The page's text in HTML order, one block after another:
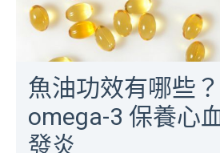
魚油功效有哪些
omega-3 保養心
發炎